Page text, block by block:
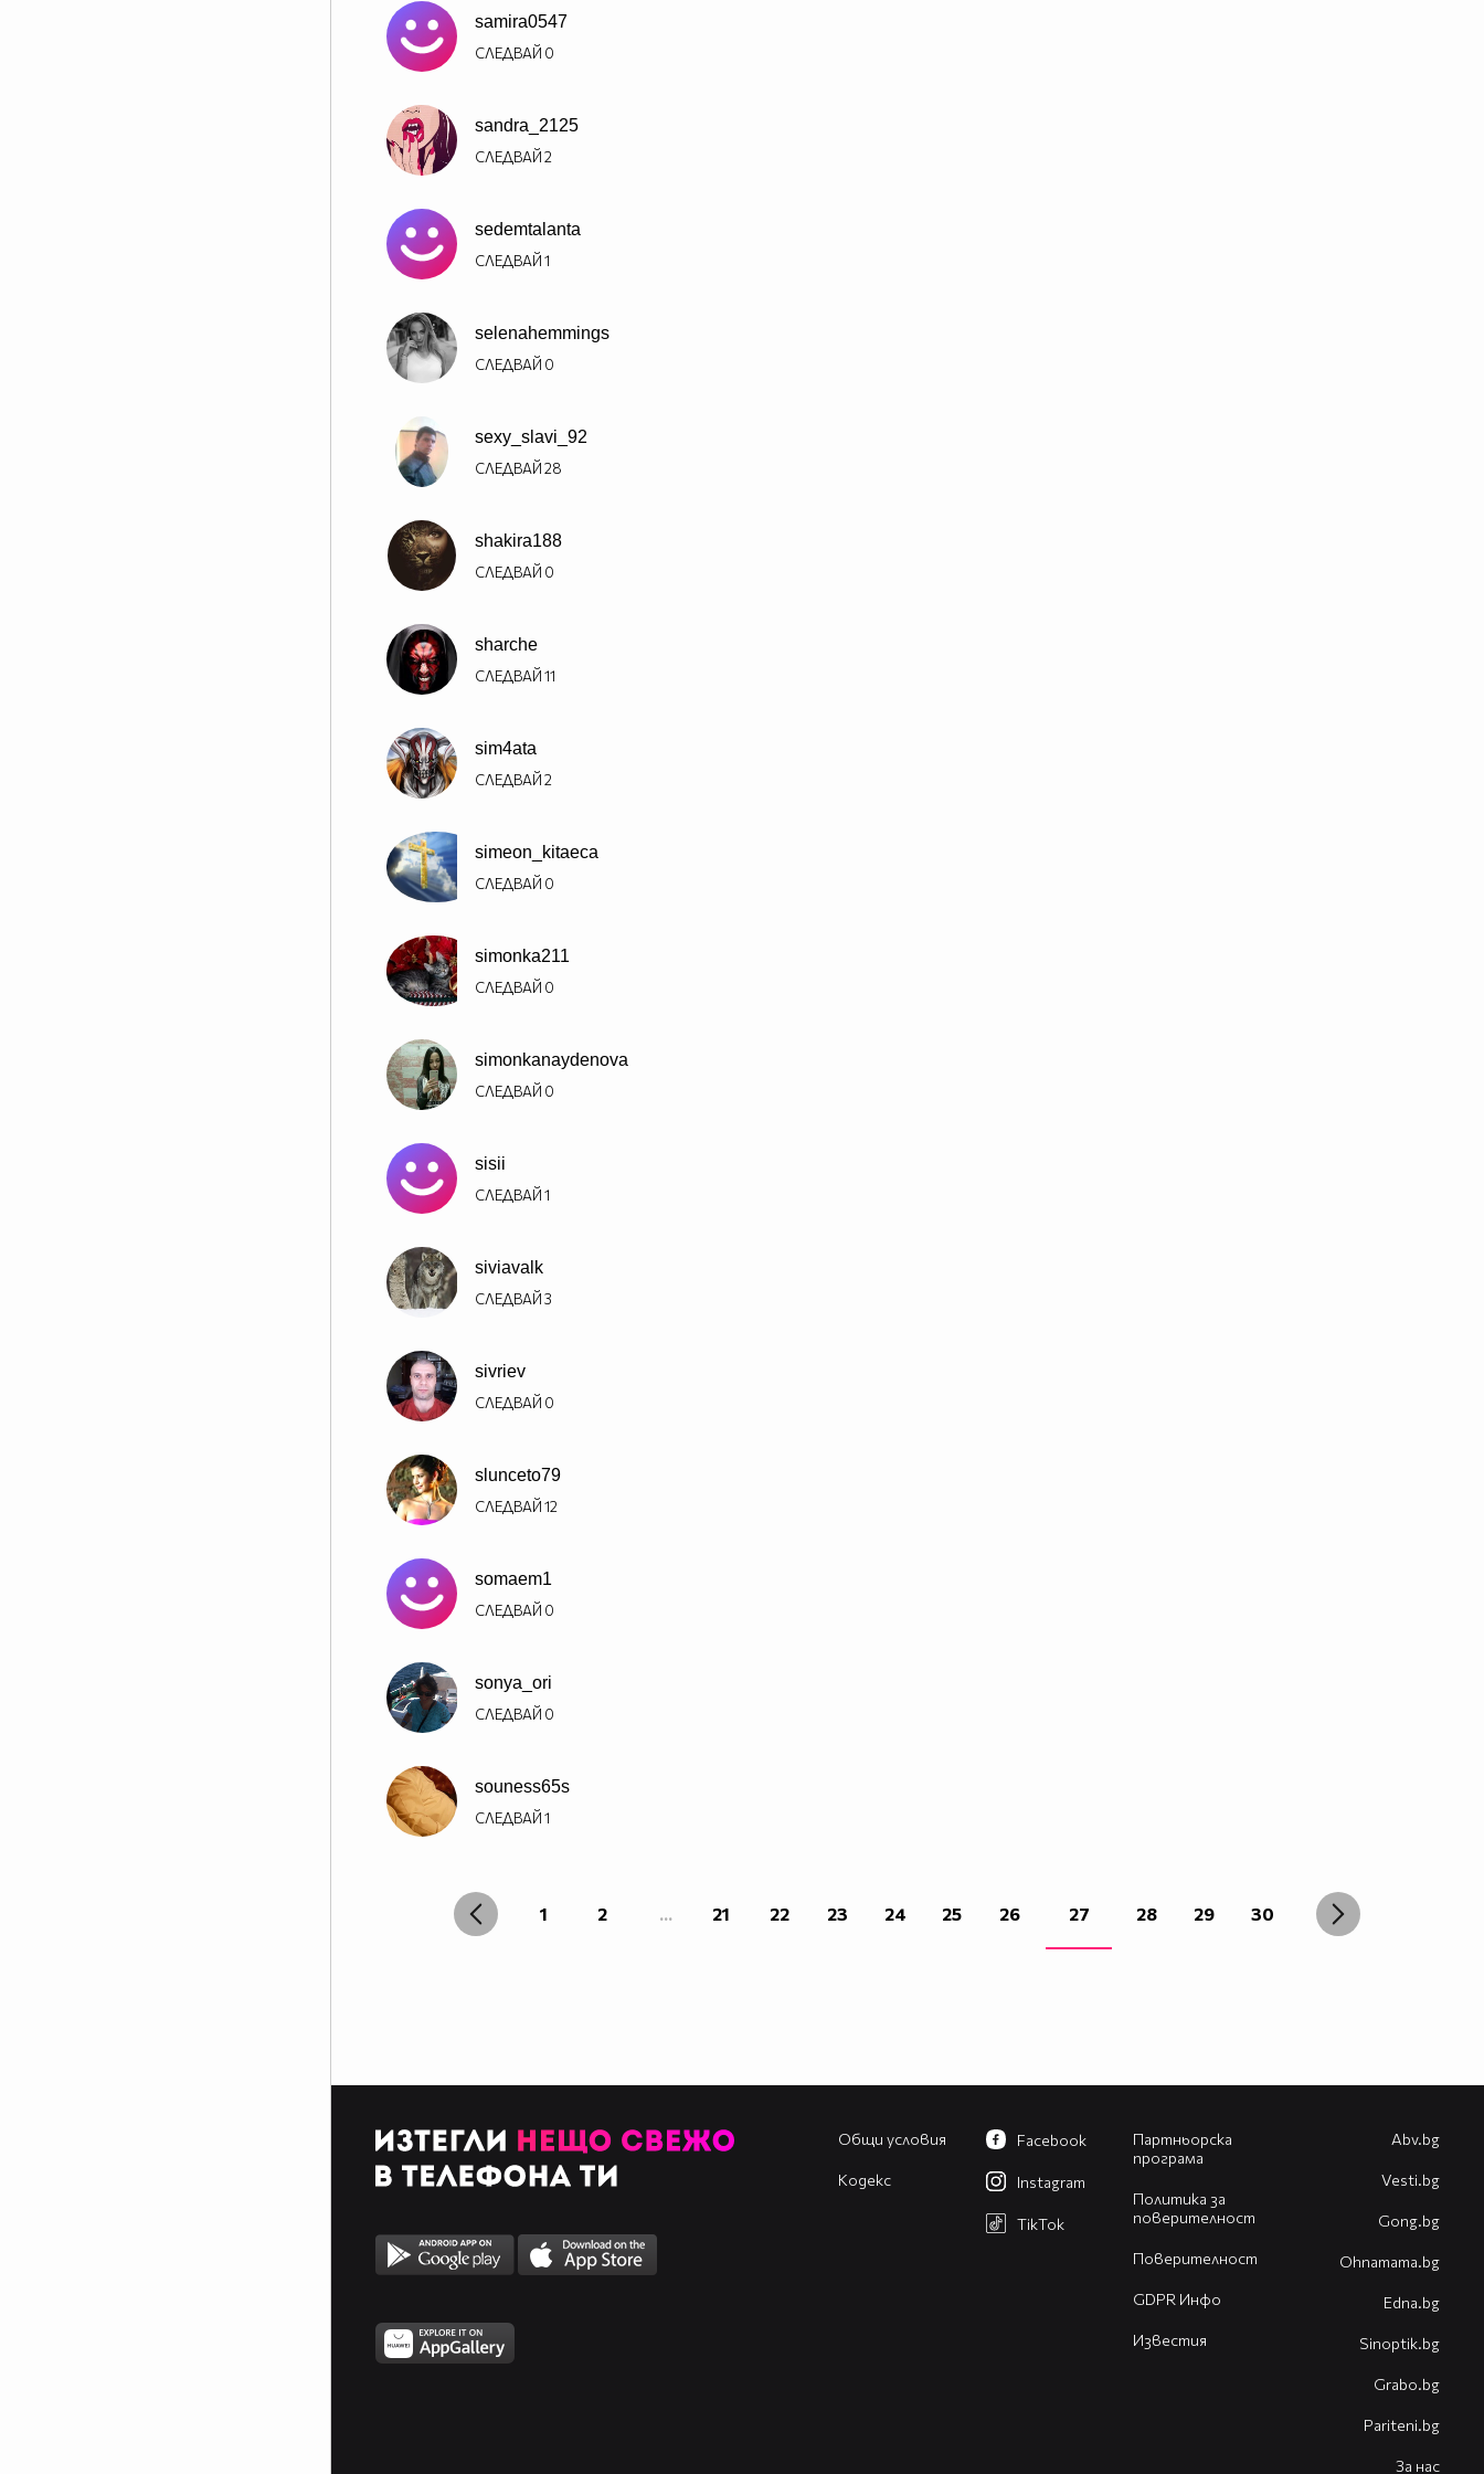
samira0547
СЛЕДВАЙ 0
sandra_2125
СЛЕДВАЙ2
sedemtalanta
СЛЕДВАЙ1
selenahemmings
СЛЕДВАЙ 0
sexy_slavi_92
СЛЕДВАЙ28
shakira188
СЛЕДВАЙ 0
sharche
СЛЕДВАЙ11
sim4ata
СЛЕДВАЙ2
simeon_kitaeca
СЛЕДВАЙ 0
simonka211
СЛЕДВАЙ 0
simonkanaydenova
СЛЕДВАЙ 0
sisii
СЛЕДВАЙ1
siviavalk
СЛЕДВАЙ3
sivriev
СЛЕДВАЙ 0
slunceto79
СЛЕДВАЙ12
somaem1
СЛЕДВАЙ 0
sonya_ori
СЛЕДВАЙ 0
souness65s
СЛЕДВАЙ1
1 2 ... 21 22 23 24 25 26 27 28 29 30
Общи условия
Кодекс
Партньорска
програма
Политика за
поверителност
Поверителност
GDPR Инфо
Известия
Facebook
Instagram
TikTok
Abv.bg
Vesti.bg
Gong.bg
Оhnamama.bg
Edna.bg
Sinoptik.bg
Grabo.bg
Pariteni.bg
За нас